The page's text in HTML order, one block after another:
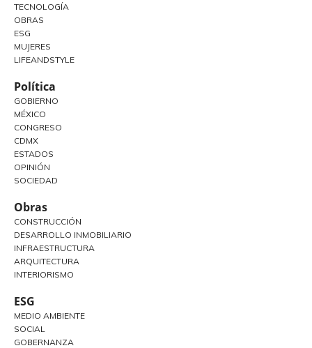
TECNOLOGÍA
OBRAS
ESG
MUJERES
LIFEANDSTYLE
Política
GOBIERNO
MÉXICO
CONGRESO
CDMX
ESTADOS
OPINIÓN
SOCIEDAD
Obras
CONSTRUCCIÓN
DESARROLLO INMOBILIARIO
INFRAESTRUCTURA
ARQUITECTURA
INTERIORISMO
ESG
MEDIO AMBIENTE
SOCIAL
GOBERNANZA